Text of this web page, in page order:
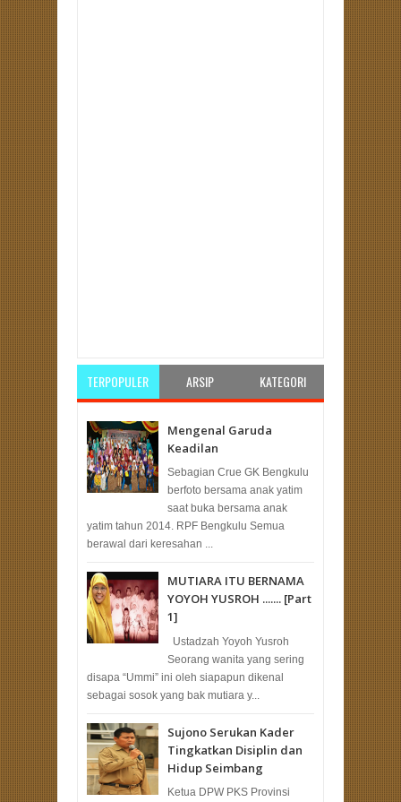
TERPOPULER ARSIP KATEGORI
Mengenal Garuda
Keadilan
Sebagian Crue GK Bengkulu
berfoto bersama anak yatim
saat buka bersama anak
yatim tahun 2014. RPF Bengkulu Semua
berawal dari keresahan ...
MUTIARA ITU BERNAMA
YOYOH YUSROH ....... [Part
1]
Ustadzah Yoyoh Yusroh
Seorang wanita yang sering
disapa “Ummi” ini oleh siapapun dikenal
sebagai sosok yang bak mutiara y...
Sujono Serukan Kader
Tingkatkan Disiplin dan
Hidup Seimbang
Ketua DPW PKS Provinsi